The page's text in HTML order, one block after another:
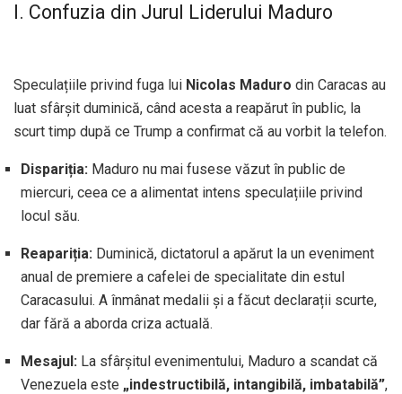
I. Confuzia din Jurul Liderului Maduro
Speculațiile privind fuga lui Nicolas Maduro din Caracas au
luat sfârșit duminică, când acesta a reapărut în public, la
scurt timp după ce Trump a confirmat că au vorbit la telefon.
Dispariția: Maduro nu mai fusese văzut în public de
miercuri, ceea ce a alimentat intens speculațiile privind
locul său.
Reapariția: Duminică, dictatorul a apărut la un eveniment
anual de premiere a cafelei de specialitate din estul
Caracasului. A înmânat medalii și a făcut declarații scurte,
dar fără a aborda criza actuală.
Mesajul: La sfârșitul evenimentului, Maduro a scandat că
Venezuela este „indestructibilă, intangibilă, imbatabilă”,